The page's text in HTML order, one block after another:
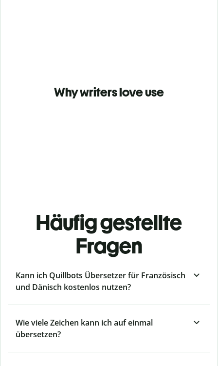
Why writers love use
Häufig gestellte
Fragen
Kann ich Quillbots Übersetzer für Französisch
und Dänisch kostenlos nutzen?
Wie viele Zeichen kann ich auf einmal
übersetzen?